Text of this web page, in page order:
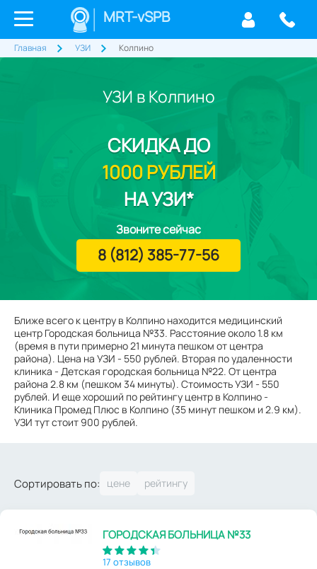
MRT-vSPB
Главная УЗИ Колпино
УЗИ в Колпино
Ближе всего к центру в Колпино находится медицинский
центр Городская больница №33. Расстояние около 1.8 км
(время в пути примерно 21 минута пешком от центра
района). Цена на УЗИ - 550 рублей. Вторая по удаленности
клиника - Детская городская больница №22. От центра
района 2.8 км (пешком 34 минуты). Стоимость УЗИ - 550
рублей. И еще хороший по рейтингу центр в Колпино -
Клиника Промед Плюс в Колпино (35 минут пешком и 2.9 км).
УЗИ тут стоит 900 рублей.
СКИДКАДО
1000 РУБЛЕЙ
НА УЗИ*
Звоните сейчас
8 (812) 385-77-56
Сортировать по:
ГОРОДСКАЯ БОЛЬНИЦА №33
17 отзывов